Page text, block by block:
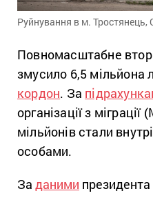
Руйнування в м. Тростянець,
Повномасштабне
змусило 6,5
кордон. За
організації з
мільйонів стали
особами.
За даними президента